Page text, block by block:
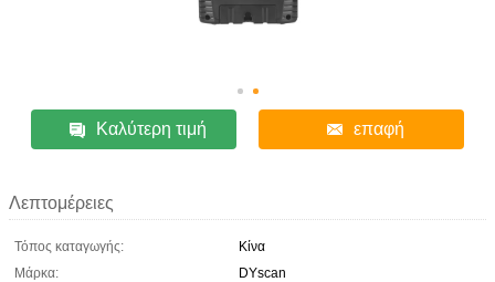
Καλύτερη τιμή επαφή
Λεπτομέρειες
Τόπος καταγωγής:
Κίνα
Μάρκα:
DYscan